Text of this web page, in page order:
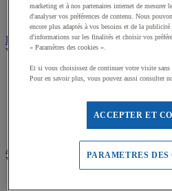
Accessoires vélos
Râteliers de vélos
Randonnée et Camping
Voir tous les produits
Sacs à dos Randonnée
Couchage Camping
Eclairage pour Randonnée
Archerie et Tir
Voir tous les produits
marketing et à nos partenaires internet de mesurer
d'analyser vos préférences de contenu. Nous
encore plus adaptés à vos besoins et de la
d'informations sur les finalités et choisir vos
« Paramètres des cookies ».
Et si vous choisissez de continuer votre visite
Pour en savoir plus, vous pouvez aussi consulter
ACCEPTER ET
PARAMETRES DES